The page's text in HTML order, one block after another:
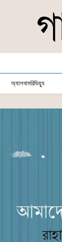
অ্যালবামরিভিয়্যু